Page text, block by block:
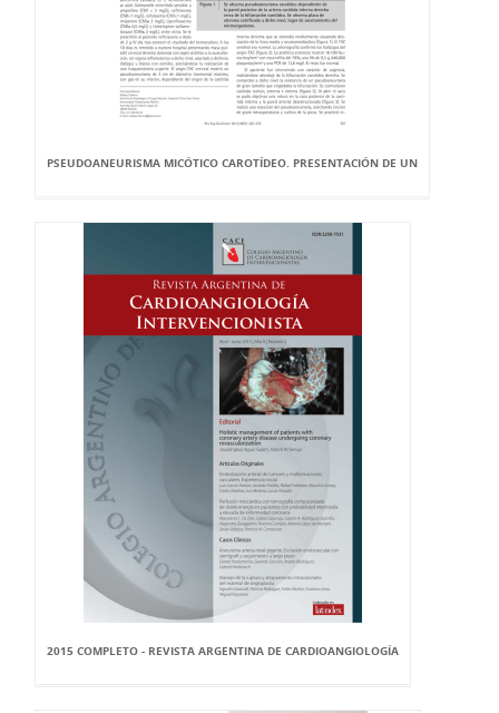
PSEUDOANEURISMA MICÓTICO CAROTÍDEO. PRESENTACIÓN DE UN
2015 COMPLETO - REVISTA ARGENTINA DE CARDIOANGIOLOGÍA